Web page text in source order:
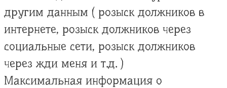
другим данным ( розыск должников в
интернете, розыск должников через
социальные сети, розыск должников
через жди меня и т.д. )
Максимальная информация о